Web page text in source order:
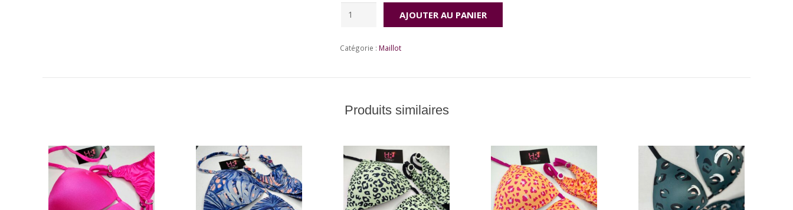
croco
AJOUTER AU PANIER
Catégorie : Maillot
Produits similaires